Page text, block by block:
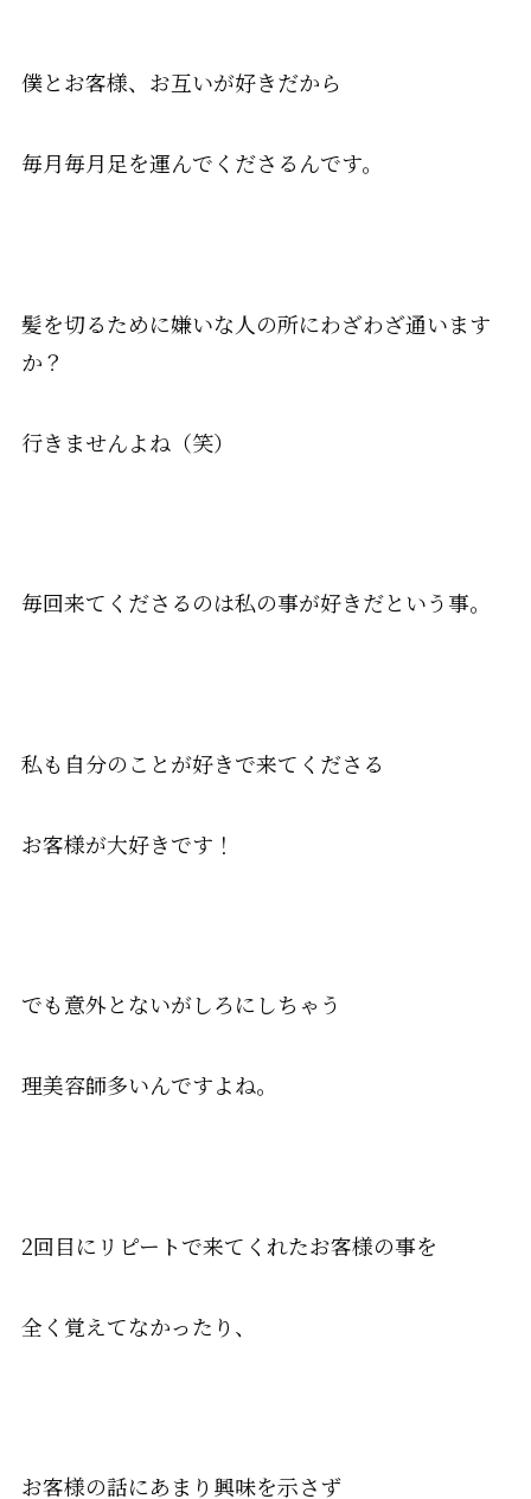
僕とお客様、お互いが好きだから
毎月毎月足を運んでくださるんです。
髪を切るために嫌いな人の所にわざわざ通います
か？
行きませんよね（笑）
毎回来てくださるのは私の事が好きだという事。
私も自分のことが好きで来てくださる
お客様が大好きです！
でも意外とないがしろにしちゃう
理美容師多いんですよね。
2回目にリピートで来てくれたお客様の事を
全く覚えてなかったり、
お客様の話にあまり興味を示さず